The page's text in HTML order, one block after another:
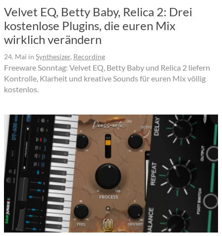
Velvet EQ, Betty Baby, Relica 2: Drei
kostenlose Plugins, die euren Mix
wirklich verändern
24. Mai in Synthesizer, Recording
Freeware Sonntag: Velvet EQ, Betty Baby und Relica 2 liefern
Kontrolle, Klarheit und kreative Sounds für euren Mix völlig
kostenlos.